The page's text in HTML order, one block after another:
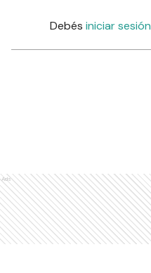
Debés iniciar sesión
Ads